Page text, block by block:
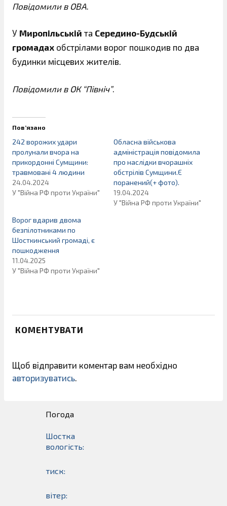
Повідомили в ОВА
У Миропільській та Середино-Будській
громадах обстрілами ворог пошкодив по два
будинки місцевих жителів.
Повідомили в ОК “Північ”.
Пов’язано
242 ворожих удари
пролунали вчора на
прикордонні Сумщини:
травмовані 4 людини
24.04.2024
У "Війна РФ проти України"
Обласна військова
адміністрація повідомила
про наслідки вчорашніх
обстрілів Сумщини.Є
поранений(+ фото).
19.04.2024
У "Війна РФ проти України"
Ворог вдарив двома
безпілотниками по
Шосткинський громаді, є
пошкодження
11.04.2025
У "Війна РФ проти України"
КОМЕНТУВАТИ
Щоб відправити коментар вам необхідно
авторизуватись.
Погода
Шостка
вологість:
тиск:
вітер: